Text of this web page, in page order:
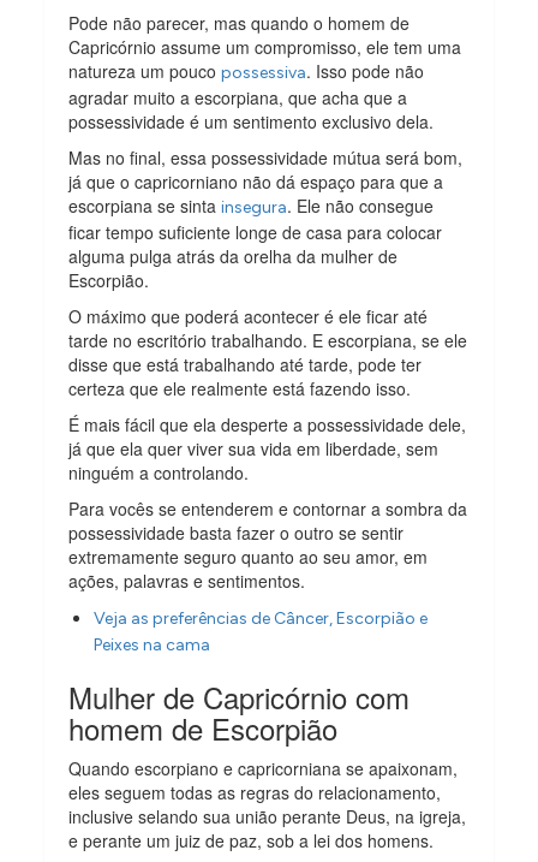
Pode não parecer, mas quando o homem de
Capricórnio assume um compromisso, ele tem uma
natureza um poucopossessiva. Isso pode não
agradar muito a escorpiana, que acha que a
possessividade é um sentimento exclusivo dela.
Mas no final, essa possessividade mútua será bom,
já que o capricorniano não dá espaço para que a
escorpiana se sintainsegura. Ele não consegue
ficar tempo suficiente longe de casa para colocar
alguma pulga atrás da orelha da mulher de
Escorpião.
O máximo que poderá acontecer é ele ficar até
tarde no escritório trabalhando. E escorpiana, se ele
disse que está trabalhando até tarde, pode ter
certeza que ele realmente está fazendo isso.
É mais fácil que ela desperte a possessividade dele,
já que ela quer viver sua vida em liberdade, sem
ninguém a controlando.
Para vocês se entenderem e contornar a sombra da
possessividade basta fazer o outro se sentir
extremamente seguro quanto ao seu amor, em
ações, palavras e sentimentos.
Veja as preferências de Câncer, Escorpião e
Peixes na cama
Mulher de Capricórnio com
homem de Escorpião
Quando escorpiano e capricorniana se apaixonam,
eles seguem todas as regras do relacionamento,
inclusive selando sua união perante Deus, na igreja,
e perante um juiz de paz, sob a lei dos homens.